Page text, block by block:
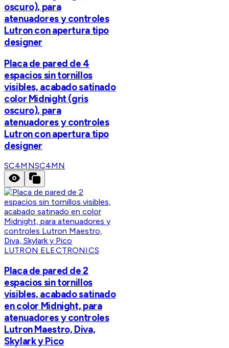
oscuro), para
atenuadores y controles
Lutron con apertura tipo
designer
Placa de pared de 4
espacios sin tornillos
visibles, acabado satinado
color Midnight (gris
oscuro), para
atenuadores y controles
Lutron con apertura tipo
designer
SC4MNSC4MN
LUTRON ELECTRONICS
Placa de pared de 2
espacios sin tornillos
visibles, acabado satinado
en color Midnight, para
atenuadores y controles
Lutron Maestro, Diva,
Skylark y Pico